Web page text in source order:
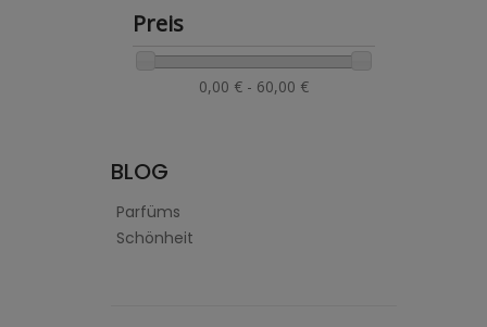
Preis
0,00 € - 60,00 €
BLOG
Parfüms
Schönheit